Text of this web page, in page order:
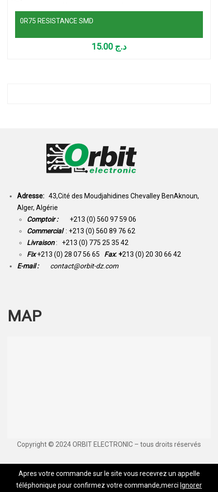
0R75 RESISTANCE SMD
د.ج
Adresse: 43,Cité des Moudjahidines Chevalley BenAknoun,
Alger, Algérie
Comptoir : +213 (0) 560 97 59 06
Commercial : +213 (0) 560 89 76 62
Livraison: +213 (0) 775 25 35 42
Fix +213 (0) 28 07 56 65 Fax: +213 (0) 20 30 66 42
E-mail :
contact@orbit-dz.com
MAP
Copyright © 2024 ORBIT ELECTRONIC – tous droits réservés
Apres votre commande sur le site vous recevrez un appelle
téléphonique pour confirmez votre commande,merci Ignorer